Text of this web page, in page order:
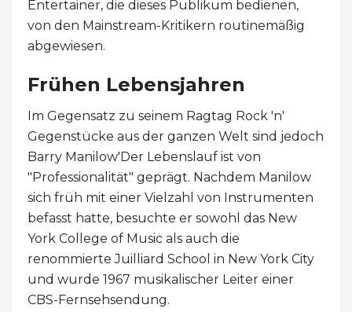
Entertainer, die dieses Publikum bedienen,
von den Mainstream-Kritikern routinemäßig
abgewiesen.
Frühen Lebensjahren
Im Gegensatz zu seinem Ragtag Rock 'n'
Gegenstücke aus der ganzen Welt sind jedoch
Barry Manilow'Der Lebenslauf ist von
"Professionalität" geprägt. Nachdem Manilow
sich früh mit einer Vielzahl von Instrumenten
befasst hatte, besuchte er sowohl das New
York College of Music als auch die
renommierte Juilliard School in New York City
und wurde 1967 musikalischer Leiter einer
CBS-Fernsehsendung.